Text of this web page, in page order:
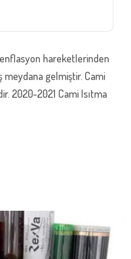
enflasyon hareketlerinden
meydana gelmiştir. Cami
2020-2021 Cami Isıtma